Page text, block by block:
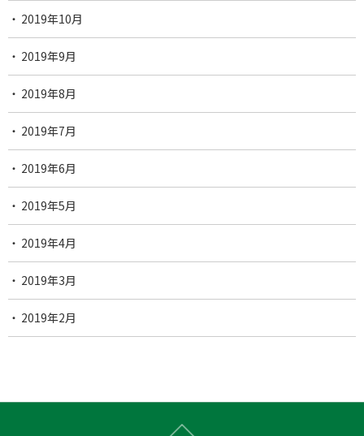
2019年10月
2019年9月
2019年8月
2019年7月
2019年6月
2019年5月
2019年4月
2019年3月
2019年2月